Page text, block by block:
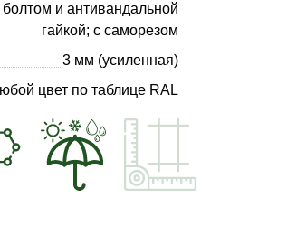
и антивандальной
гайкой; с саморезом
3 мм (усиленная)
цвет по таблице RAL